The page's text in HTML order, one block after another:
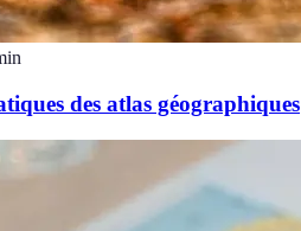
des atlas géographiques